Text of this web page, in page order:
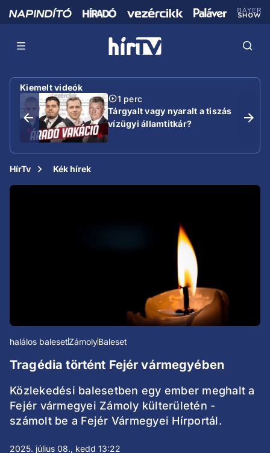
Kiemelt videók
1 perc
Tárgyalt vagy nyaralt a tiszás
vízügyi államtitkár?
HírTv Kék hírek
halálos balesetZámolyBaleset
Tragédia történt Fejér vármegyében
Közlekedési balesetben egy ember meghalt a
Fejér vármegyei Zámoly külterületén -
számolt be a Fejér Vármegyei Hírportál.
2025. július 08., kedd 13:22